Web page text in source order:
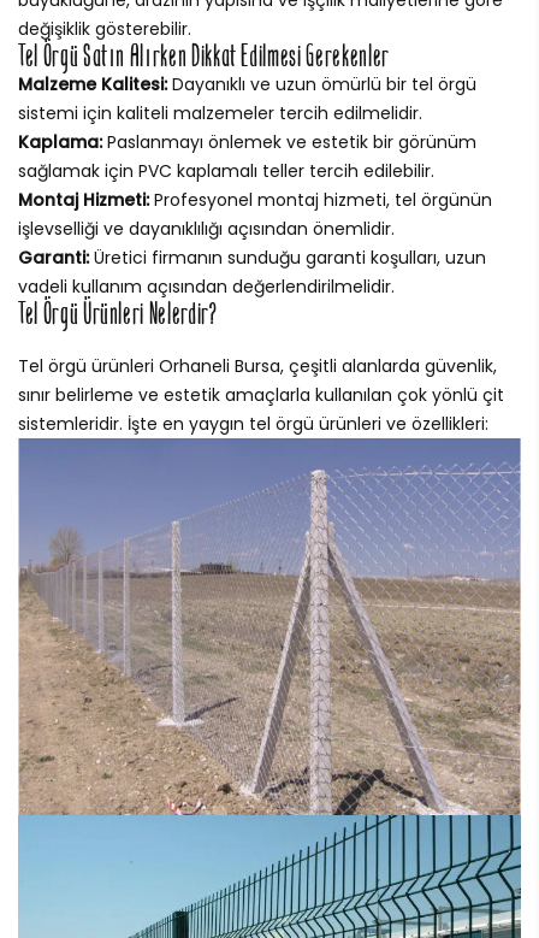
değişiklik gösterebilir.
Tel Örgü Satın Alırken Dikkat Edilmesi Gerekenler
Malzeme Kalitesi:Dayanıklı ve uzun ömürlü bir tel örgü
sistemi için kaliteli malzemeler tercih edilmelidir.
Kaplama:Paslanmayı önlemek ve estetik bir görünüm
sağlamak için PVC kaplamalı teller tercih edilebilir.
Montaj Hizmeti:Profesyonel montaj hizmeti, tel örgünün
işlevselliği ve dayanıklılığı açısından önemlidir.
Garanti:Üretici firmanın sunduğu garanti koşulları, uzun
vadeli kullanım açısından değerlendirilmelidir.
Tel Örgü Ürünleri Nelerdir?
Tel örgü ürünleri Orhaneli Bursa, çeşitli alanlarda güvenlik,
sınır belirleme ve estetik amaçlarla kullanılan çok yönlü çit
sistemleridir. İşte en yaygın tel örgü ürünleri ve özellikleri: